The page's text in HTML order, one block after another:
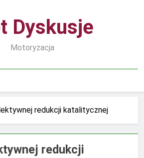
Dyskusje
Motoryzacja
redukcji katalitycznej
redukcji